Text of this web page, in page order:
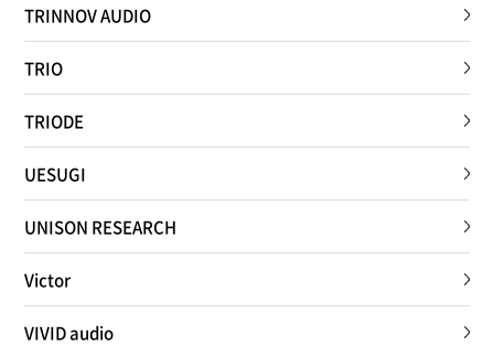
TRINNOV AUDIO
TRIO
TRIODE
UESUGI
UNISON RESEARCH
Victor
VIVID audio